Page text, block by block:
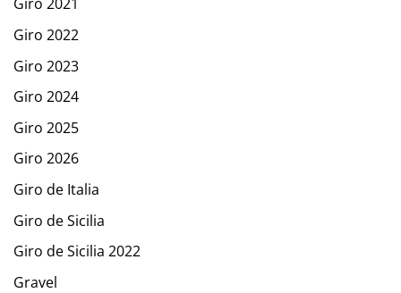
Giro 2022
Giro 2023
Giro 2024
Giro 2025
Giro 2026
Giro de Italia
Giro de Sicilia
Giro de Sicilia 2022
Gravel